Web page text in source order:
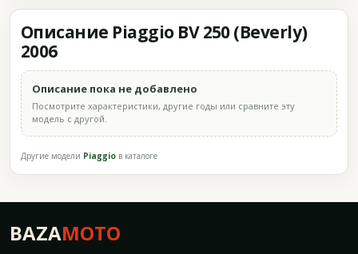
Описание Piaggio BV 250 (Beverly)
2006
Описание пока не добавлено
Посмотрите характеристики, другие годы или сравните эту
модель с другой.
Другие модели Piaggio в каталоге
BAZAMOTO